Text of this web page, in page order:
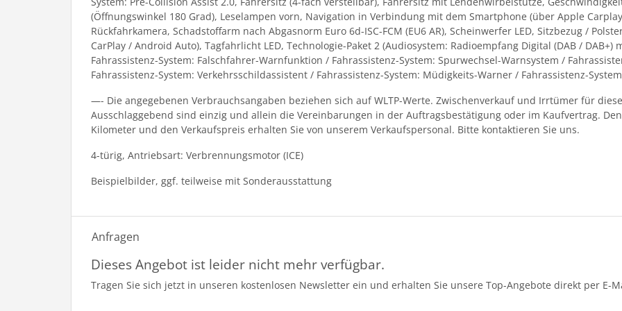
(Öffnungswinkel 180 Grad), Leselampen vorn, Navigation in Verbindung mit dem Smartphone (über Apple
Rückfahrkamera, Schadstoffarm nach Abgasnorm Euro 6d-ISC-FCM (EU6 AR), Scheinwerfer LED, Sitzbezug /
CarPlay / Android Auto), Tagfahrlicht LED, Technologie-Paket 2 (Audiosystem: Radioempfang Digital (DAB /
Fahrassistenz-System: Falschfahrer-Warnfunktion / Fahrassistenz-System: Spurwechsel-Warnsystem /
Fahrassistenz-System: Verkehrsschildassistent / Fahrassistenz-System: Müdigkeits-Warner / Fahrassistenz-
—- Die angegebenen Verbrauchsangaben beziehen sich auf WLTP-Werte. Zwischenverkauf und Irrtümer für
Ausschlaggebend sind einzig und allein die Vereinbarungen in der Auftragsbestätigung oder im Kaufvertrag.
Kilometer und den Verkaufspreis erhalten Sie von unserem Verkaufspersonal. Bitte kontaktieren Sie uns.
4-türig, Antriebsart: Verbrennungsmotor (ICE)
Beispielbilder, ggf. teilweise mit Sonderausstattung
Anfragen
Dieses Angebot ist leider nicht mehr verfügbar.
Tragen Sie sich jetzt in unseren kostenlosen Newsletter ein und erhalten Sie unsere Top-Angebote direkt per E-